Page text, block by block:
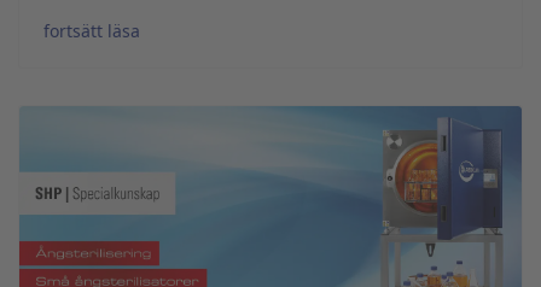
fortsätt läsa